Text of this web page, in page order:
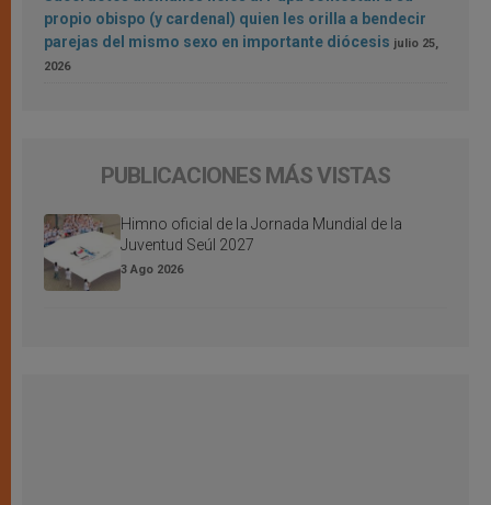
propio obispo (y cardenal) quien les orilla a bendecir
parejas del mismo sexo en importante diócesis julio 25,
2026
PUBLICACIONES MÁS VISTAS
Himno oficial de la Jornada Mundial de la
Juventud Seúl 2027
3 Ago 2026